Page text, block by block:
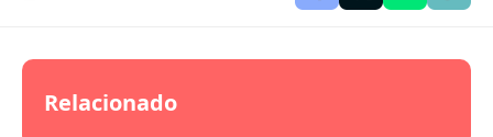
Relacionado